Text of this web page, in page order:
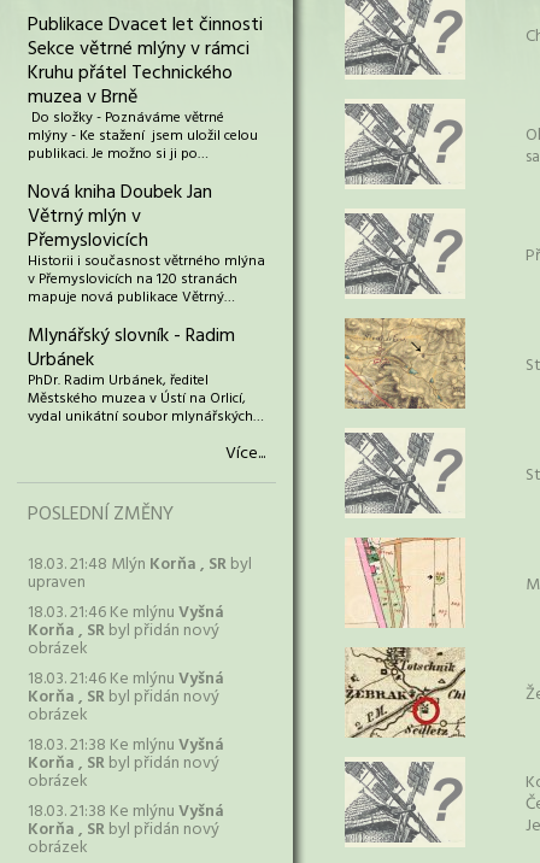
Publikace Dvacet let činnosti
Sekce větrné mlýny v rámci
Kruhu přátel Technického
muzea v Brně
Do složky - Poznáváme větrné
mlýny - Ke stažení jsem uložil celou
publikaci. Je možno si ji po…
Nová kniha Doubek Jan
Větrný mlýn v
Přemyslovicích
Historii i současnost větrného mlýna
v Přemyslovicích na 120 stranách
mapuje nová publikace Větrný…
Mlynářský slovník - Radim
Urbánek
PhDr. Radim Urbánek, ředitel
Městského muzea v Ústí na Orlicí,
vydal unikátní soubor mlynářských…
Více...
POSLEDNÍ ZMĚNY
18.03. 21:48 Mlýn Korňa , SRbyl
upraven
18.03. 21:46 Ke mlýnuVyšná
Korňa , SRbyl přidán nový
obrázek
18.03. 21:46 Ke mlýnuVyšná
Korňa , SRbyl přidán nový
obrázek
18.03. 21:38 Ke mlýnuVyšná
Korňa , SRbyl přidán nový
obrázek
18.03. 21:38 Ke mlýnuVyšná
Korňa , SRbyl přidán nový
obrázek